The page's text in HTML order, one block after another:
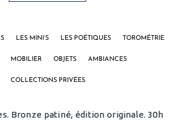
LES MINI’S LES POÉTIQUES TOROMÉTRIE
MOBILIER OBJETS AMBIANCES
COLLECTIONS PRIVÉES
Bronze patiné, édition originale. 30h